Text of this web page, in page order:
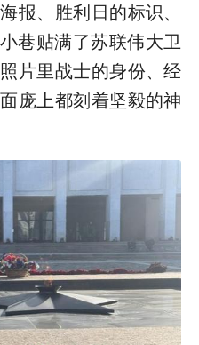
报、胜利日的标识、
巷贴满了苏联伟大卫
片里战士的身份、经
庞上都刻着坚毅的神